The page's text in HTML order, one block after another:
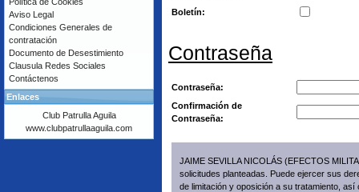
Boletín:
Contraseña
Contraseña:
Confirmación de
Contraseña:
JAIME SEVILLA NICOLÁS (EFECTOS
solicitudes planteadas. Puede ejercer sus
de limitación y oposición a su tratamiento,
Aviso Legal
Condiciones Generales de
contratación
Documento de Desestimiento
Clausula Redes Sociales
Contáctenos
Enlaces
Club Patrulla Aguila
www.clubpatrullaaguila.com